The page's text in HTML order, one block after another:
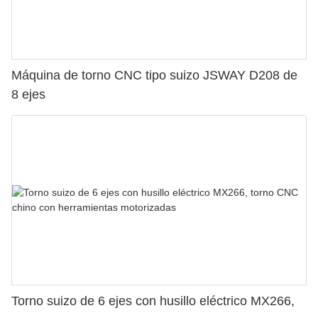
Máquina de torno CNC tipo suizo JSWAY D208 de
8 ejes
Torno suizo de 6 ejes con husillo eléctrico MX266,